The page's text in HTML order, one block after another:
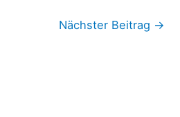
Nächster Beitrag →